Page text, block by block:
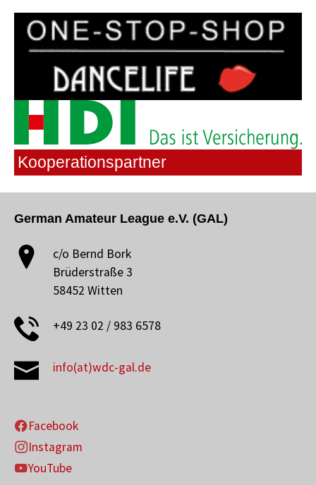
Kooperationspartner
German Amateur League e.V. (GAL)
c/o Bernd Bork
Brüderstraße 3
58452 Witten
+49 23 02 / 983 6578
info(at)wdc-gal.de
Facebook
Instagram
YouTube